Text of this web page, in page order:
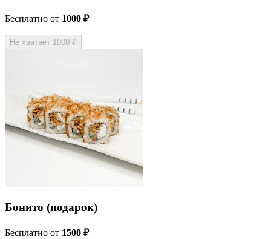
Бесплатно от 1000 ₽
Не хватает 1000 ₽
Бонито (подарок)
Бесплатно от 1500 ₽